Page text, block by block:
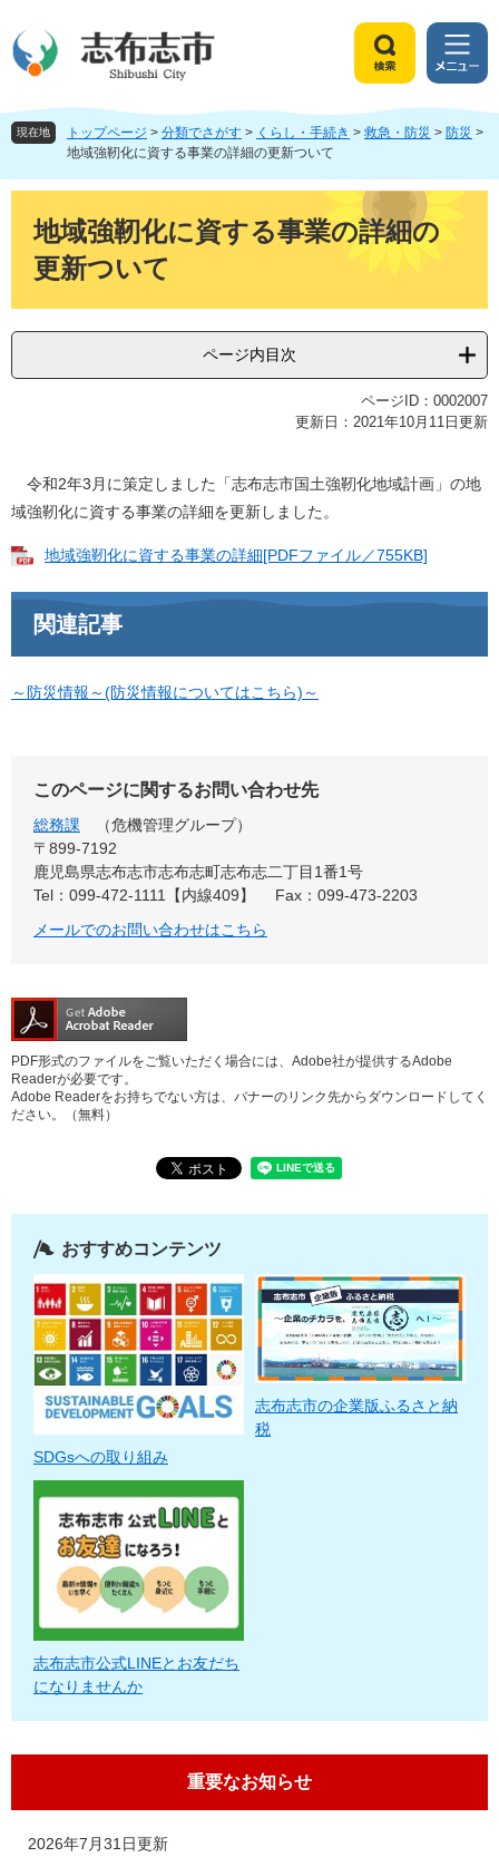
ジ
頭
ュ
飛
索
メ
ニ
ュ
ー
現在地 トップページ > 分類でさがす > くらし・手続き > 救急・防災 > 防災 >
地域強靭化に資する事業の詳細の更新ついて
地域強靭化に資する事業の詳細の
更新ついて
ページ内目次
ページID：0002007
更新日：2021年10月11日更新
令和2年3月に策定しました「志布志市国土強靭化地域計画」の地
域強靭化に資する事業の詳細を更新しました。
地域強靭化に資する事業の詳細[PDFファイル／755KB]
関連記事
～防災情報～(防災情報についてはこちら)～
このページに関するお問い合わせ先
総務課
危機管理グループ
〒899-7192
鹿児島県志布志市志布志町志布志二丁目1番1号
Tel：099-472-1111【内線409】
Fax：099-473-2203
メールでのお問い合わせはこちら
PDF形式のファイルをご覧いただく場合には、Adobe社が提供するAdobe
Readerが必要です。
Adobe Readerをお持ちでない方は、バナーのリンク先からダウンロードしてく
ださい。（無料）
おすすめコンテンツ
SDGsへの取り組み
志布志市の企業版ふるさと納
税
志布志市公式LINEとお友だち
になりませんか
重要なお知らせ
2026年7月31日更新